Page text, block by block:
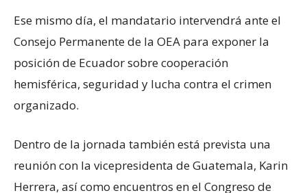
Ese mismo día, el mandatario intervendrá ante el
Consejo Permanente de la OEA para exponer la
posición de Ecuador sobre cooperación
hemisférica, seguridad y lucha contra el crimen
organizado.
Dentro de la jornada también está prevista una
reunión con la vicepresidenta de Guatemala, Karin
Herrera, así como encuentros en el Congreso de